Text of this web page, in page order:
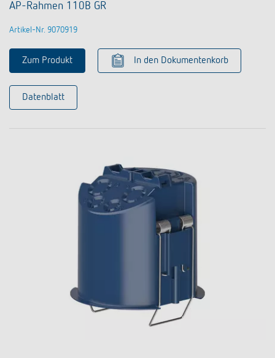
AP-Rahmen 110B GR
Artikel-Nr. 9070919
Zum Produkt In den Dokumentenkorb
Datenblatt